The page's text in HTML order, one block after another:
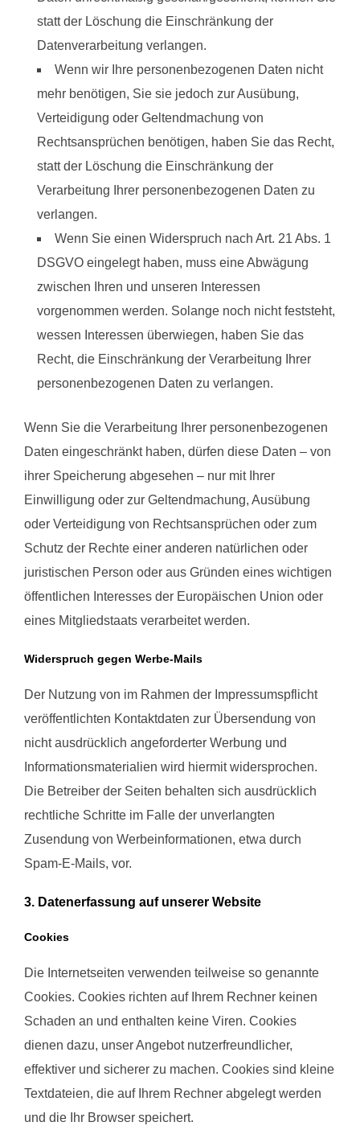
statt der Löschung die Einschränkung der
Datenverarbeitung verlangen.
Wenn wir Ihre personenbezogenen Daten nicht
mehr benötigen, Sie sie jedoch zur Ausübung,
Verteidigung oder Geltendmachung von
Rechtsansprüchen benötigen, haben Sie das Recht,
statt der Löschung die Einschränkung der
Verarbeitung Ihrer personenbezogenen Daten zu
verlangen.
Wenn Sie einen Widerspruch nach Art. 21 Abs. 1
DSGVO eingelegt haben, muss eine Abwägung
zwischen Ihren und unseren Interessen
vorgenommen werden. Solange noch nicht feststeht,
wessen Interessen überwiegen, haben Sie das
Recht, die Einschränkung der Verarbeitung Ihrer
personenbezogenen Daten zu verlangen.
Wenn Sie die Verarbeitung Ihrer personenbezogenen
Daten eingeschränkt haben, dürfen diese Daten – von
ihrer Speicherung abgesehen – nur mit Ihrer
Einwilligung oder zur Geltendmachung, Ausübung
oder Verteidigung von Rechtsansprüchen oder zum
Schutz der Rechte einer anderen natürlichen oder
juristischen Person oder aus Gründen eines wichtigen
öffentlichen Interesses der Europäischen Union oder
eines Mitgliedstaats verarbeitet werden.
Widerspruch gegen Werbe-Mails
Der Nutzung von im Rahmen der Impressumspflicht
veröffentlichten Kontaktdaten zur Übersendung von
nicht ausdrücklich angeforderter Werbung und
Informationsmaterialien wird hiermit widersprochen.
Die Betreiber der Seiten behalten sich ausdrücklich
rechtliche Schritte im Falle der unverlangten
Zusendung von Werbeinformationen, etwa durch
Spam-E-Mails, vor.
3. Datenerfassung auf unserer Website
Cookies
Die Internetseiten verwenden teilweise so genannte
Cookies. Cookies richten auf Ihrem Rechner keinen
Schaden an und enthalten keine Viren. Cookies
dienen dazu, unser Angebot nutzerfreundlicher,
effektiver und sicherer zu machen. Cookies sind kleine
Textdateien, die auf Ihrem Rechner abgelegt werden
und die Ihr Browser speichert.